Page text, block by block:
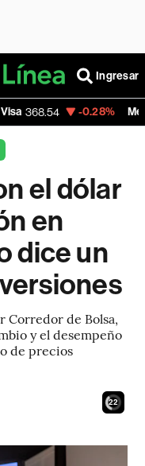
Ingresar
-0.28% MercadoLibre
el dólar
en
dice un
Corredor de Bolsa,
y el desempeño
de precios
20